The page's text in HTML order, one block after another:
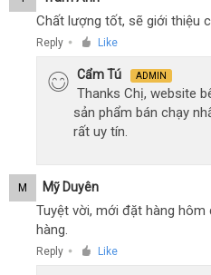
Chất lượng tốt, sẽ giới thiệu
Reply ● Like
Cẩm Tú ADMIN
Thanks Chị, website
sản phẩm bán chạy
rất uy tín.
M Mỹ Duyên
Tuyệt vời, mới đặt hàng
hàng.
Reply ● Like